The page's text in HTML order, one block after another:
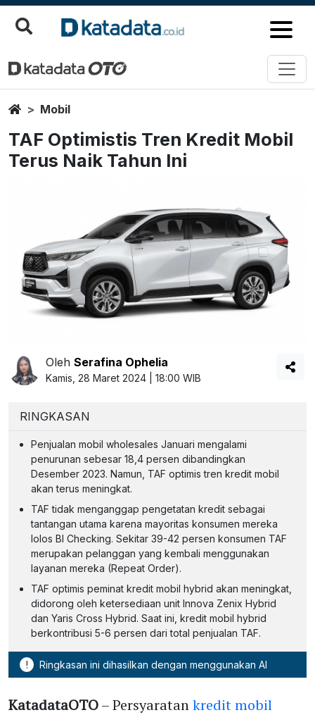
HomeMobil
TAF Optimistis Tren Kredit Mobil
Terus Naik Tahun Ini
Oleh Serafina Ophelia
Kamis, 28 Maret 2024 | 18:00 WIB
RINGKASAN
Penjualan mobil wholesales Januari mengalami
penurunan sebesar 18,4 persen dibandingkan
Desember 2023. Namun, TAF optimis tren kredit mobil
akan terus meningkat.
TAF tidak menganggap pengetatan kredit sebagai
tantangan utama karena mayoritas konsumen mereka
lolos BI Checking. Sekitar 39-42 persen konsumen TAF
merupakan pelanggan yang kembali menggunakan
layanan mereka (Repeat Order).
TAF optimis peminat kredit mobil hybrid akan meningkat,
didorong oleh ketersediaan unit Innova Zenix Hybrid
dan Yaris Cross Hybrid. Saat ini, kredit mobil hybrid
berkontribusi 5-6 persen dari total penjualan TAF.
! Ringkasan ini dihasilkan dengan menggunakan AI
KatadataOTO– Persyaratankredit mobil